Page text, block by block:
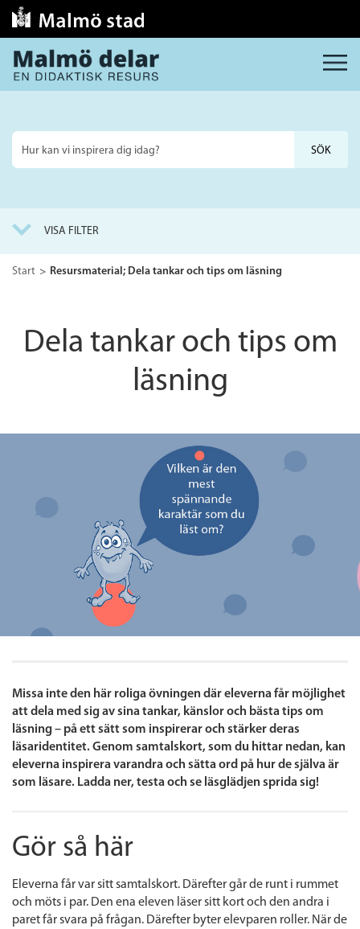
MENY
Sök
på
VISA FILTER
Start Resursmaterial; Dela tankar och tips om läsning
Dela tankar och tips om
läsning
Missa inte den här roliga övningen där eleverna får möjlighet
att dela med sig av sina tankar, känslor och bästa tips om
läsning – på ett sätt som inspirerar och stärker deras
läsaridentitet. Genom samtalskort, som du hittar nedan, kan
eleverna inspirera varandra och sätta ord på hur de själva är
som läsare. Ladda ner, testa och se läsglädjen sprida sig!
Gör så här
Eleverna får var sitt samtalskort. Därefter går de runt i rummet
och möts i par. Den ena eleven läser sitt kort och den andra i
paret får svara på frågan. Därefter byter elevparen roller. När de